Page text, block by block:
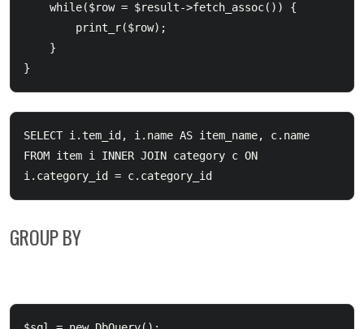
SELECT i.tem_id, i.name AS item_name, c.name
FROM item i INNER JOIN category c ON
GROUP BY